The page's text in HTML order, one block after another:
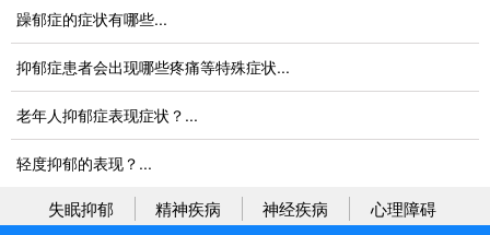
躁郁症的症状有哪些...
抑郁症患者会出现哪些疼痛等特殊症状...
老年人抑郁症表现症状？...
轻度抑郁的表现？...
失眠抑郁 精神疾病 神经疾病 心理障碍